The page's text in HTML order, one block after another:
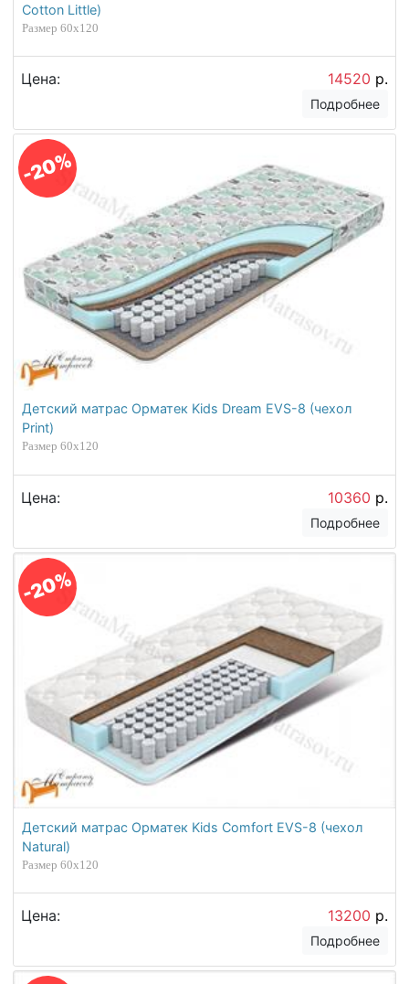
Cotton Little)
Размер 60х120
Цена: 14520 р.
Подробнее
-20%
Детский матрас Орматек Kids Dream EVS-8 (чехол
Print)
Размер 60х120
Цена: 10360 р.
Подробнее
-20%
Детский матрас Орматек Kids Comfort EVS-8 (чехол
Natural)
Размер 60х120
Цена: 13200 р.
Подробнее